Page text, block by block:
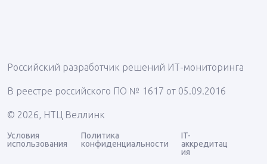
Российский разработчик решений ИТ-мониторинга
В реестре российского ПО № 1617 от 05.09.2016
© 2026, НТЦ Веллинк
Условия
использования
Политика
конфиденциальности
IT-
аккредитац
ия